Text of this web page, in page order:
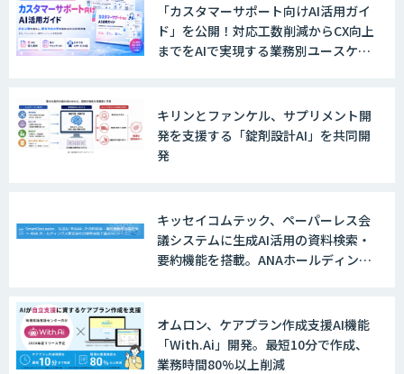
「カスタマーサポート向けAI活用ガイ
ド」を公開！対応工数削減からCX向上
までをAIで実現する業務別ユースケー
キリンとファンケル、サプリメント開
発を支援する「錠剤設計AI」を共同開
発
キッセイコムテック、ペーパーレス会
議システムに生成AI活用の資料検索・
要約機能を搭載。ANAホールディング
オムロン、ケアプラン作成支援AI機能
「With.Ai」開発。最短10分で作成、
業務時間80%以上削減